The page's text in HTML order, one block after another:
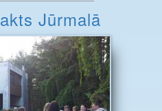
Jūrmalā